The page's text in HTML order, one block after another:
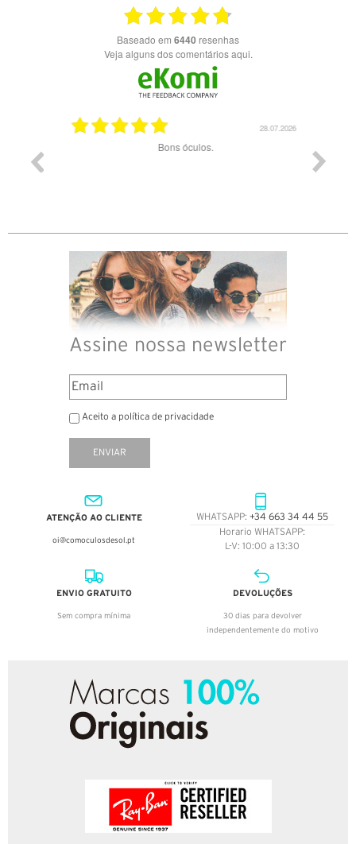
Baseado em 6440 resenhas
Veja alguns dos comentários aqui.
28.07.2026
Bons óculos.
Assine nossa newsletter
Aceito a política de privacidade
ENVIAR
ATENÇÃO AO CLIENTE
oi@comoculosdesol.pt
WHATSAPP: +34 663 34 44 55
Horario WHATSAPP:
L-V: 10:00 a 13:30
ENVIO GRATUITO
Sem compra mínima
DEVOLUÇÕES
30 dias para devolver
independentemente do motivo